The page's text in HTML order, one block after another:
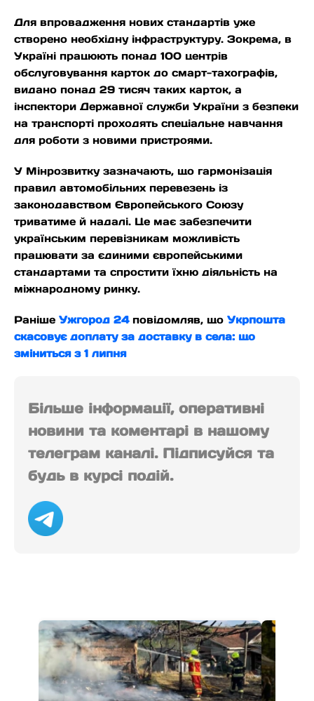
Для впровадження нових стандартів уже
створено необхідну інфраструктуру. Зокрема, в
Україні працюють понад 100 центрів
обслуговування карток до смарт-тахографів,
видано понад 29 тисяч таких карток, а
інспектори Державної служби України з безпеки
на транспорті проходять спеціальне навчання
для роботи з новими пристроями.
У Мінрозвитку зазначають, що гармонізація
правил автомобільних перевезень із
законодавством Європейського Союзу
триватиме й надалі. Це має забезпечити
українським перевізникам можливість
працювати за єдиними європейськими
стандартами та спростити їхню діяльність на
міжнародному ринку.
Раніше Ужгород 24повідомляв, що Укрпошта
скасовує доплату за доставку в села: що
зміниться з 1 липня
Більше інформації, оперативні
новини та коментарі в нашому
телеграм каналі. Підписуйся та
будь в курсі подій.